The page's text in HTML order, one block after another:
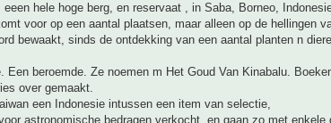
eeen hele hoge berg, en reservaat , in Saba, Borneo,
voor op een aantal plaatsen, maar alleen op de hellingen
bewaakt, sinds de ontdekking van een aantal planten n
Een beroemde. Ze noemen m Het Goud Van Kinabalu.
over gemaakt.
een Indonesie intussen een item van selectie,
astronomische bedragen verkocht, en gaan zo met enkele